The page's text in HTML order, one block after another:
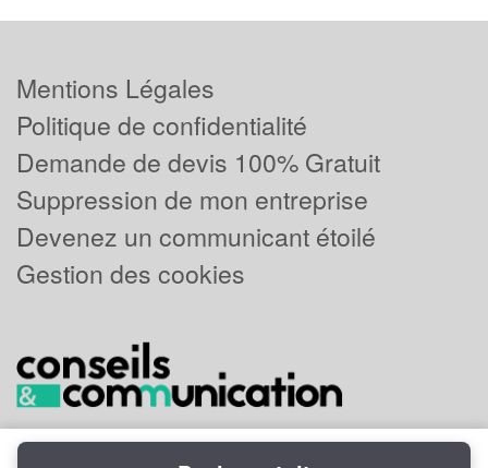
Mentions Légales
Politique de confidentialité
Demande de devis 100% Gratuit
Suppression de mon entreprise
Devenez un communicant étoilé
Gestion des cookies